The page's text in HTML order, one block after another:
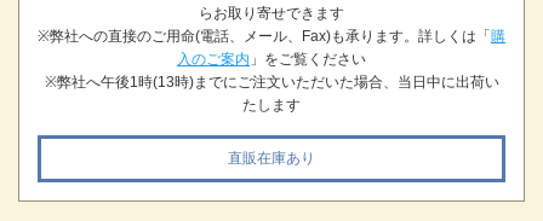
らお取り寄せできます
※弊社への直接のご用命(電話、メール、Fax)も承ります。詳しくは「購
入のご案内 」をご覧ください
※弊社へ午後1時(13時)までにご注文いただいた場合、当日中に出荷い
たします
直販在庫あり